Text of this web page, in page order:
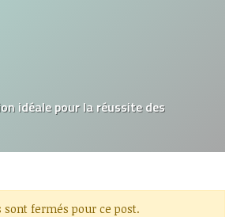
idéale pour la réussite des
fermés pour ce post.